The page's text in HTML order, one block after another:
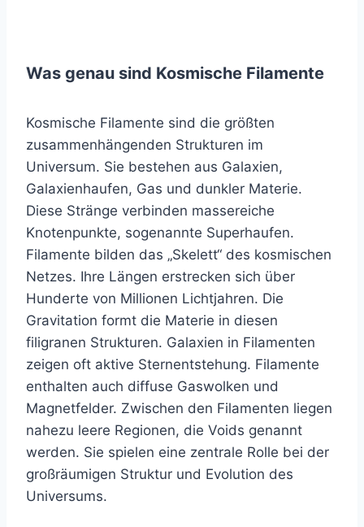
Was genau sind Kosmische Filamente
Kosmische Filamente sind die größten
zusammenhängenden Strukturen im
Universum. Sie bestehen aus Galaxien,
Galaxienhaufen, Gas und dunkler Materie.
Diese Stränge verbinden massereiche
Knotenpunkte, sogenannte Superhaufen.
Filamente bilden das „Skelett“ des kosmischen
Netzes. Ihre Längen erstrecken sich über
Hunderte von Millionen Lichtjahren. Die
Gravitation formt die Materie in diesen
filigranen Strukturen. Galaxien in Filamenten
zeigen oft aktive Sternentstehung. Filamente
enthalten auch diffuse Gaswolken und
Magnetfelder. Zwischen den Filamenten liegen
nahezu leere Regionen, die Voids genannt
werden. Sie spielen eine zentrale Rolle bei der
großräumigen Struktur und Evolution des
Universums.